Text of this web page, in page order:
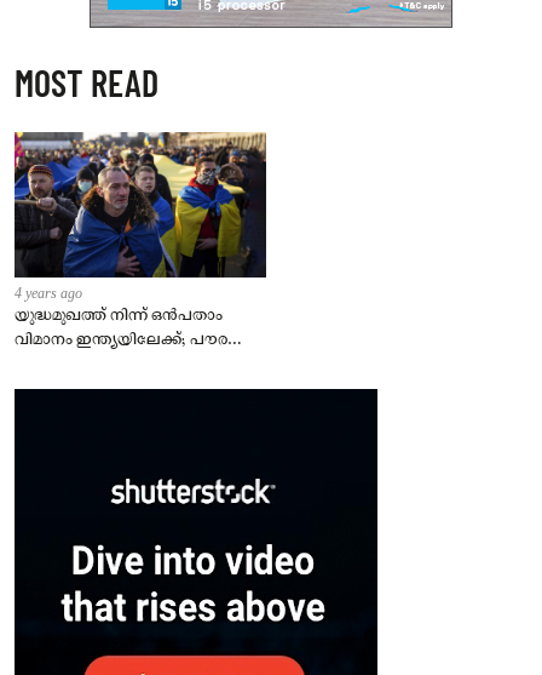
MOST READ
4 years ago
യുദ്ധമുഖത്ത് നിന്ന് ഒൻപതാം
വിമാനം ഇന്ത്യയിലേക്ക്; പൗരന്മാർ
– കേന്ദ്രം